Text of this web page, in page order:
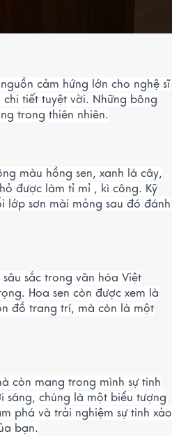
cảm hứng lớn cho nghệ sĩ
chi tiết tuyệt vời. Những bông
trong thiên nhiên.
màu hồng sen, xanh lá cây,
được làm tỉ mỉ , kì công. Kỹ
lớp sơn mài mỏng sau đó đánh
sắc trong văn hóa Việt
Hoa sen còn được xem là
đồ trang trí, mà còn là một
còn mang trong mình sự tinh
sáng, chúng là một biểu tượng
phá và trải nghiệm sự tinh xảo
bạn.